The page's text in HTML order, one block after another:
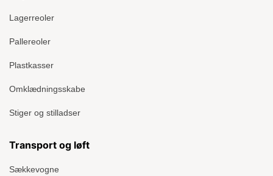
Lagerreoler
Pallereoler
Plastkasser
Omklædningsskabe
Stiger og stilladser
Transport og løft
Sækkevogne